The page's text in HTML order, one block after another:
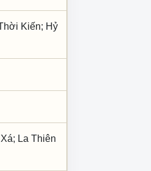
Kiến; Hỷ
La Thiên